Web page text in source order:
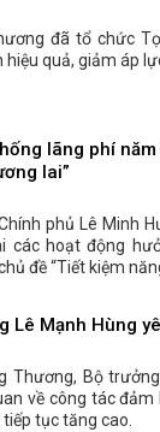
đã tổ chức
quả, giảm áp
lãng phí
lai”
phủ Lê Minh
các hoạt động
đề “Tiết kiệm
Lê Mạnh Hùng
Thương, Bộ
về công tác
tục tăng cao.